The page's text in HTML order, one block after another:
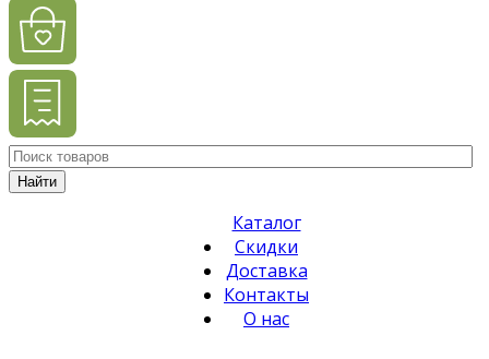
Найти
Каталог
Скидки
Доставка
Контакты
О нас